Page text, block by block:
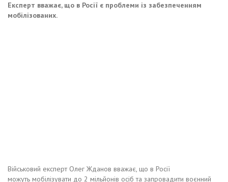
Експерт вважає, що в Росії є проблеми із забезпеченням
мобілізованих.
Військовий експерт Олег Жданов вважає, що в Росії
можуть мобілізувати до 2 мільйонів осіб та запровадити воєнний